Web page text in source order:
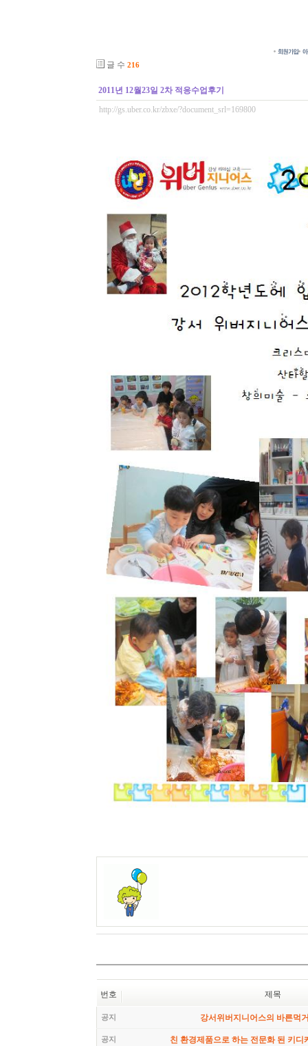
글 수 216
2011년 12월23일 2차 적응수업후기
http://gs.uber.co.kr/zbxe/?document_srl=169800
번호 제목
공지 강서위버지니어스의 바른먹
공지 친 환경제품으로 하는 전문화 된 키디